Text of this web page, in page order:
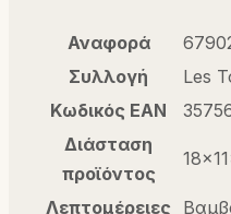
Αναφορά
Συλλογή
Les
Κωδικός EAN
Διάσταση
προϊόντος
Λεπτομέρειες